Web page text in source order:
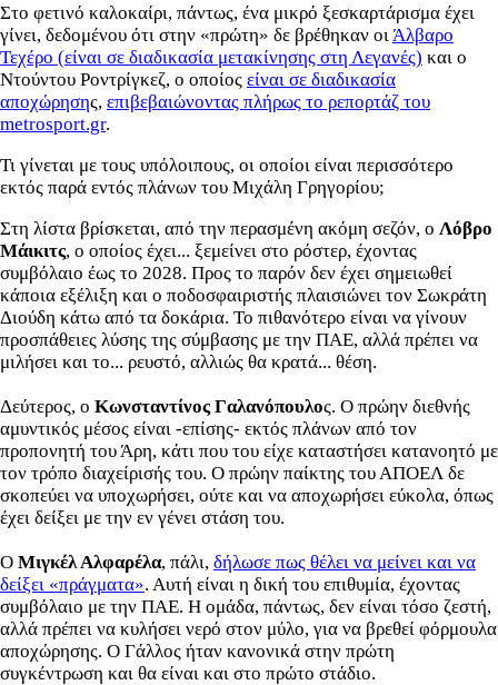
Στο φετινό καλοκαίρι, πάντως, ένα μικρό ξεσκαρτάρισμα έχει
γίνει, δεδομένου ότι στην «πρώτη» δε βρέθηκαν οιΆλβαρο
Τεχέρο (είναι σε διαδικασία μετακίνησης στη Λεγανές) και ο
Ντούντου Ροντρίγκεζ, ο οποίος είναι σε διαδικασία
αποχώρησης, επιβεβαιώνοντας πλήρως το ρεπορτάζ του
metrosport.gr.
Τι γίνεται με τους υπόλοιπους, οι οποίοι είναι περισσότερο
εκτός παρά εντός πλάνων του Μιχάλη Γρηγορίου;
Στη λίστα βρίσκεται, από την περασμένη ακόμη σεζόν, ο Λόβρο
Μάικιτς, ο οποίος έχει... ξεμείνει στο ρόστερ, έχοντας
συμβόλαιο έως το 2028. Προς το παρόν δεν έχει σημειωθεί
κάποια εξέλιξη και ο ποδοσφαιριστής πλαισιώνει τον Σωκράτη
Διούδη κάτω από τα δοκάρια. Το πιθανότερο είναι να γίνουν
προσπάθειες λύσης της σύμβασης με την ΠΑΕ, αλλά πρέπει να
μιλήσει και το... ρευστό, αλλιώς θα κρατά... θέση.
Δεύτερος, ο Κωνσταντίνος Γαλανόπουλος. Ο πρώην διεθνής
αμυντικός μέσος είναι -επίσης- εκτός πλάνων από τον
προπονητή του Άρη, κάτι που του είχε καταστήσει κατανοητό με
τον τρόπο διαχείρισής του. Ο πρώην παίκτης του ΑΠΟΕΛ δε
σκοπεύει να υποχωρήσει, ούτε και να αποχωρήσει εύκολα, όπως
έχει δείξει με την εν γένει στάση του.
Ο Μιγκέλ Αλφαρέλα, πάλι, δήλωσε πως θέλει να μείνει και να
δείξει «πράγματα». Αυτή είναι η δική του επιθυμία, έχοντας
συμβόλαιο με την ΠΑΕ. Η ομάδα, πάντως, δεν είναι τόσο ζεστή,
αλλά πρέπει να κυλήσει νερό στον μύλο, για να βρεθεί φόρμουλα
αποχώρησης. Ο Γάλλος ήταν κανονικά στην πρώτη
συγκέντρωση και θα είναι και στο πρώτο στάδιο.